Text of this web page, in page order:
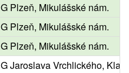
G Plzeň, Mikulášské nám.
G Plzeň, Mikulášské nám.
G Plzeň, Mikulášské nám.
G Jaroslava Vrchlického,